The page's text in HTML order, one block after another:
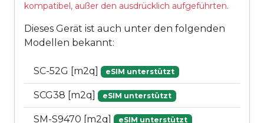
kompatibel, außer den ausdrücklich aufgeführten.
Dieses Gerät ist auch unter den folgenden
Modellen bekannt:
SC-52G [m2q] eSIM unterstützt
SCG38 [m2q] eSIM unterstützt
SM-S9470 [m2q] eSIM unterstützt